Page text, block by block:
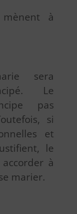
à
sera
Le
pas
si
et
le
à
marier.